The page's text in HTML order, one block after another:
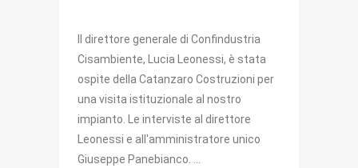
Il direttore generale di Confindustria
Cisambiente, Lucia Leonessi, è stata
ospite della Catanzaro Costruzioni per
una visita istituzionale al nostro
impianto. Le interviste al direttore
Leonessi e all'amministratore unico
Giuseppe Panebianco. ...